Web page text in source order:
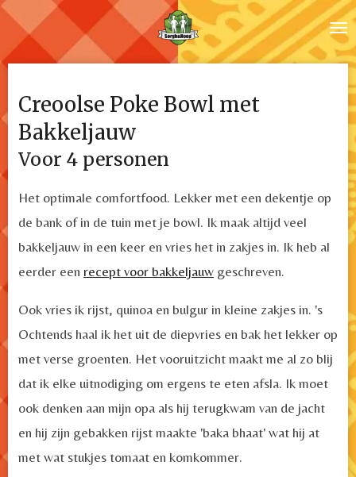
Ga
direct
naar
deCreoolse Poke Bowl met
Bakkeljauw
Voor 4 personen
Het optimale comfortfood. Lekker met een dekentje op
de bank of in de tuin met je bowl. Ik maak altijd veel
bakkeljauw in een keer en vries het in zakjes in. Ik heb al
eerder een recept voor bakkeljauw geschreven.
Ook vries ik rijst, quinoa en bulgur in kleine zakjes in. 's
Ochtends haal ik het uit de diepvries en bak het lekker op
met verse groenten. Het vooruitzicht maakt me al zo blij
dat ik elke uitnodiging om ergens te eten afsla. Ik moet
ook denken aan mijn opa als hij terugkwam van de jacht
en hij zijn gebakken rijst maakte 'baka bhaat' wat hij at
met wat stukjes tomaat en komkommer.